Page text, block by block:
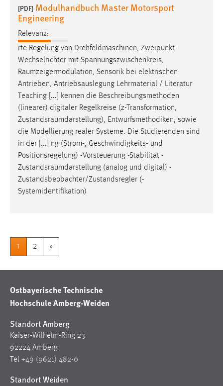
[PDF] Modulhandbuch Master Motorsport
Engineering
Relevanz:
rte Regelung von Drehfeldmaschinen, Zweipunkt-
Wechselrichter mit Spannungszwischenkreis,
Raumzeigermodulation, Sensorik bei elektrischen
Antrieben, Antriebsauslegung Lehrmaterial / Literatur
Teaching [...] kennen die Beschreibungsmethoden
(linearer) digitaler Regelkreise (z-Transformation,
Zustandsraumdarstellung), Entwurfsmethodiken, sowie
die Modellierung realer Systeme. Die Studierenden sind
in der [...] ng (Strom-, Geschwindigkeits- und
Positionsregelung) -Vorsteuerung -Stabilität -
Zustandsraumdarstellung (analog und digital) -
Zustandsbeobachter/Zustandsregler (-
Systemidentifikation)
1 2 »
Ostbayerische Technische
Hochschule Amberg-Weiden
Standort Amberg
Kaiser-Wilhelm-Ring 23
92224 Amberg
Tel +49 (9621) 482-0
Standort Weiden